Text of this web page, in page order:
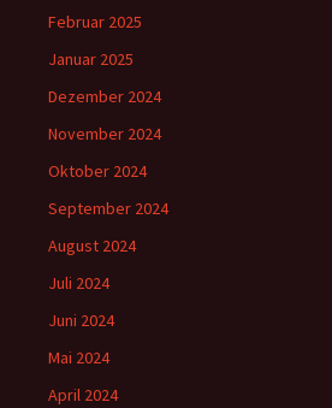
Februar 2025
Januar 2025
Dezember 2024
November 2024
Oktober 2024
September 2024
August 2024
Juli 2024
Juni 2024
Mai 2024
April 2024